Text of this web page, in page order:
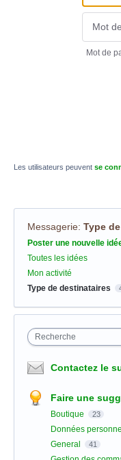
Mot de
Les utilisateurs peuvent se
Messagerie: Type
Catégories
Poster une nouvelle
Toutes les idées
Mon activité
Type de destinataires
Recherche
Contactez le
Faire une
Boutique 23
Données
General 41